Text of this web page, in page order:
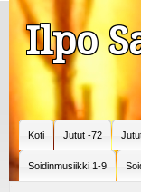
Ilpo
Koti Jutut -72
Soidinmusiikki 1-9